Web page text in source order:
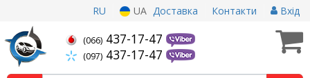
RU UA Доставка Контакти Вхід
(066) 437-17-47
(097) 437-17-47